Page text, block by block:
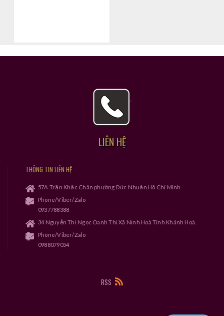
LIÊN HỆ
THÔNG TIN LIÊN HỆ
57A Trần Khắc Chân phường Đức Nhuận Hồ Chí MInh
Phone/Viber/Zalo
0937788388
34 Nguyễn Thị Ngọc Oanh Thị Xã Ninh Hoà Tỉnh Khánh Hoà.
Phone/Viber/Zalo
0988079054
RSS